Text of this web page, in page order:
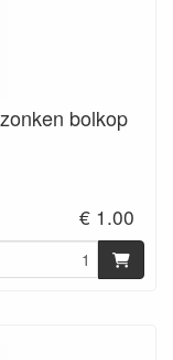
bolkop
€ 1.00